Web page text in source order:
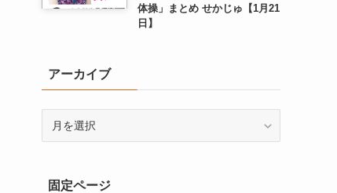
体操」まとめ せかじゅ【1月21
日】
アーカイブ
ブ固定ページ